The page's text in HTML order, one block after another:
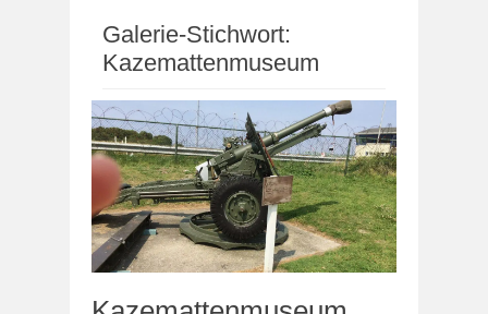
Galerie-Stichwort:
Kazemattenmuseum